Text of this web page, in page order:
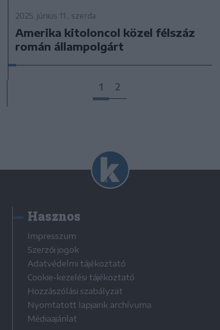
2025. június 11., szerda
Amerika kitoloncol közel félszáz
román állampolgárt
1 2
Hasznos
Impresszum
Szerzői jogok
Adatvédelmi tájékoztató
Cookie-kezelési tájékoztató
Hozzászólási szabályzat
Nyomtatott lapjaink archívuma
Médiaajánlat